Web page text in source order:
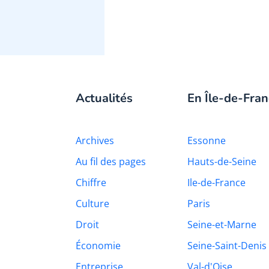
Actualités
Archives
Au fil des pages
Chiffre
Culture
Droit
Économie
En Île-de-
Essonne
Hauts-de-Seine
Ile-de-France
Paris
Seine-et-Marne
Seine-Saint-Denis